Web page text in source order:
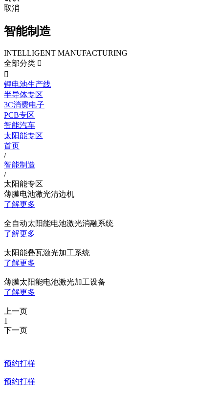
取消
智能制造
INTELLIGENT MANUFACTURING
全部分类 

锂电池生产线
半导体专区
3C消费电子
PCB专区
智能汽车
太阳能专区
首页
/
智能制造
/
太阳能专区
薄膜电池激光清边机
了解更多
全自动太阳能电池激光消融系统
了解更多
太阳能叠瓦激光加工系统
了解更多
薄膜太阳能电池激光加工设备
了解更多
上一页
1
下一页
预约打样
预约打样